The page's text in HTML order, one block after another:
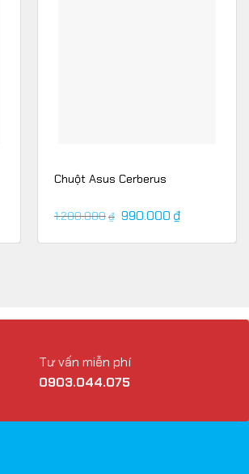
Chuột Asus Cerberus
1.200.000₫ 990.000 ₫
Tư vấn miễn phí
0903.044.075